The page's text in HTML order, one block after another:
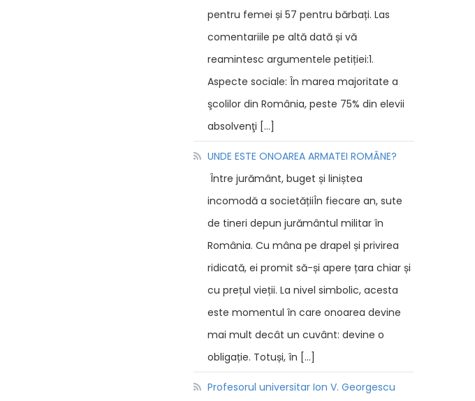
pentru femei și 57 pentru bărbați. Las
comentariile pe altă dată și vă
reamintesc argumentele petiției:1.
Aspecte sociale: În marea majoritate a
şcolilor din România, peste 75% din elevii
absolvenţi […]
UNDE ESTE ONOAREA ARMATEI ROMÂNE?
Între jurământ, buget și liniștea
incomodă a societățiiÎn fiecare an, sute
de tineri depun jurământul militar în
România. Cu mâna pe drapel și privirea
ridicată, ei promit să-și apere țara chiar și
cu prețul vieții. La nivel simbolic, acesta
este momentul în care onoarea devine
mai mult decât un cuvânt: devine o
obligație. Totuși, în […]
Profesorul universitar Ion V. Georgescu